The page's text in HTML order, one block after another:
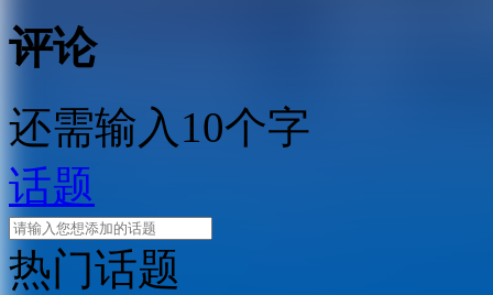
评论
还需输入10个字
话题
热门话题